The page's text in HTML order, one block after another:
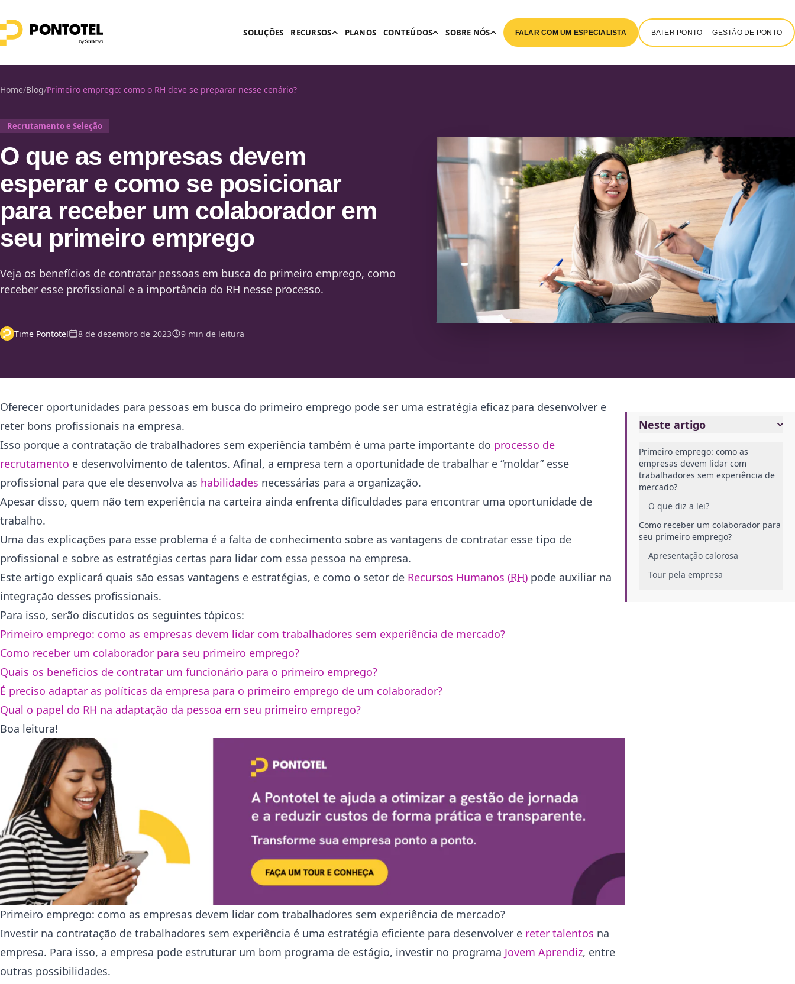
SOLUÇÕES RECURSOS PLANOS CONTEÚDOS SOBRE NÓS FALAR COM UM ESPECIALISTA BATER PONTO GESTÃO DE PONTO
Home/Blog/Primeiro emprego: como o RH deve se preparar nesse cenário?
Recrutamento e Seleção
O que as empresas devem
esperar e como se posicionar
para receber um colaborador em
seu primeiro emprego
Veja os benefícios de contratar pessoas em busca do primeiro emprego, como
receber esse profissional e a importância do RH nesse processo.
Time Pontotel 8 de dezembro de 2023 9 min de leitura
Neste artigo
Primeiro emprego: como as
empresas devem lidar com
trabalhadores sem experiência de
mercado?
O que diz a lei?
Como receber um colaborador para
seu primeiro emprego?
Apresentação calorosa
Tour pela empresa
Oferecer oportunidades para pessoas em busca do primeiro emprego pode ser uma estratégia eficaz para desenvolver e
reter bons profissionais na empresa.
Isso porque a contratação de trabalhadores sem experiência também é uma parte importante do processo de
recrutamento e desenvolvimento de talentos. Afinal, a empresa tem a oportunidade de trabalhar e “moldar” esse
profissional para que ele desenvolva as habilidades necessárias para a organização.
Apesar disso, quem não tem experiência na carteira ainda enfrenta dificuldades para encontrar uma oportunidade de
trabalho.
Uma das explicações para esse problema é a falta de conhecimento sobre as vantagens de contratar esse tipo de
profissional e sobre as estratégias certas para lidar com essa pessoa na empresa.
Este artigo explicará quais são essas vantagens e estratégias, e como o setor de Recursos Humanos (RH) pode auxiliar na
integração desses profissionais.
Para isso, serão discutidos os seguintes tópicos:
Primeiro emprego: como as empresas devem lidar com trabalhadores sem experiência de mercado?
Como receber um colaborador para seu primeiro emprego?
Quais os benefícios de contratar um funcionário para o primeiro emprego?
É preciso adaptar as políticas da empresa para o primeiro emprego de um colaborador?
Qual o papel do RH na adaptação da pessoa em seu primeiro emprego?
Boa leitura!
Primeiro emprego: como as empresas devem lidar com trabalhadores sem experiência de mercado?
Investir na contratação de trabalhadores sem experiência é uma estratégia eficiente para desenvolver e reter talentos na
empresa. Para isso, a empresa pode estruturar um bom programa de estágio, investir no programa Jovem Aprendiz, entre
outras possibilidades.